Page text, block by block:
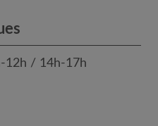
12h / 14h-17h